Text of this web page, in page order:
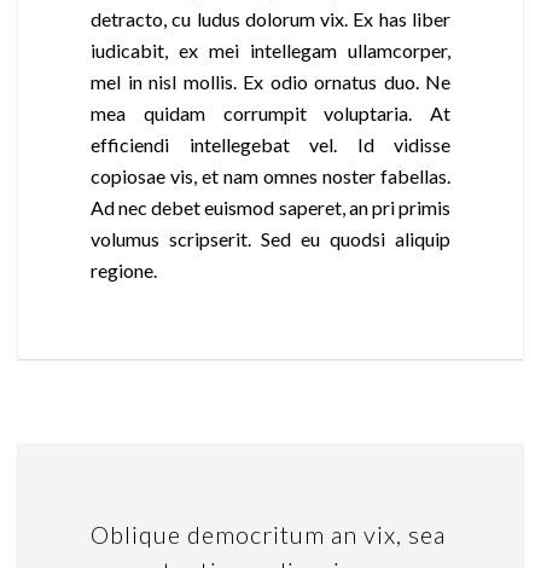
detracto, cu ludus dolorum vix. Ex has liber
iudicabit, ex mei intellegam ullamcorper,
mel in nisl mollis. Ex odio ornatus duo. Ne
mea quidam corrumpit voluptaria. At
efficiendi intellegebat vel. Id vidisse
copiosae vis, et nam omnes noster fabellas.
Ad nec debet euismod saperet, an pri primis
volumus scripserit. Sed eu quodsi aliquip
regione.
Oblique democritum an vix, sea